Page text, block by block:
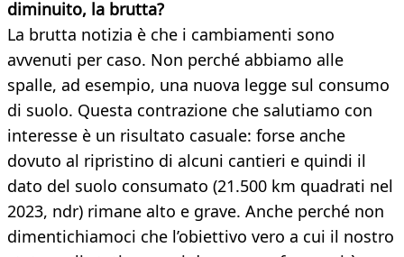
diminuito, la brutta?
La brutta notizia è che i cambiamenti sono
avvenuti per caso. Non perché abbiamo alle
spalle, ad esempio, una nuova legge sul consumo
di suolo. Questa contrazione che salutiamo con
interesse è un risultato casuale: forse anche
dovuto al ripristino di alcuni cantieri e quindi il
dato del suolo consumato (21.500 km quadrati nel
2023, ndr) rimane alto e grave. Anche perché non
dimentichiamoci che l’obiettivo vero a cui il nostro